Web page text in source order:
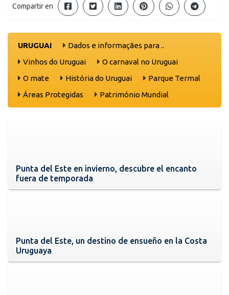
Compartir en
URUGUAI
Dados e informaçães para ..
Vinhos do Uruguai
O carnaval no Uruguai
O mate
História do Uruguai
Parque Termal
Áreas Protegidas
Património Mundial
Punta del Este en invierno, descubre el encanto
fuera de temporada
Punta del Este, un destino de ensueño en la Costa
Uruguaya